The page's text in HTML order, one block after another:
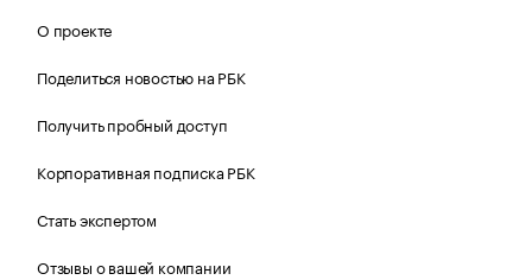
О проекте
Поделиться новостью на РБК
Получить пробный доступ
Корпоративная подписка РБК
Стать экспертом
Отзывы о вашей компании